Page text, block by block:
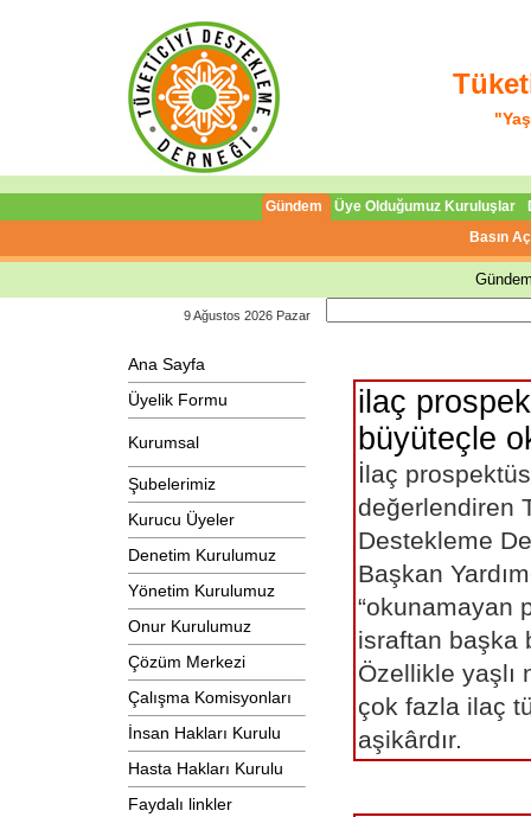
Gündem Üye Olduğumuz Kuruluşlar
Basın
9 Ağustos 2026 Pazar
Ana Sayfa
Üyelik Formu
Kurumsal
Şubelerimiz
Kurucu Üyeler
Denetim Kurulumuz
Yönetim Kurulumuz
Onur Kurulumuz
Çözüm Merkezi
Çalışma Komisyonları
İnsan Hakları Kurulu
Hasta Hakları Kurulu
Faydalı linkler
ilaç
büyüteçle
İlaç
değerlendiren
Destekleme
Başkan
“okunamayan
israftan başka
Özellikle yaşlı
çok fazla ilaç